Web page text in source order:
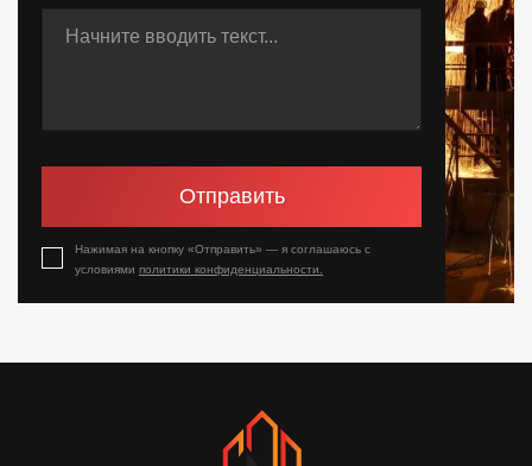
Отправить
Нажимая на кнопку «Отправить» — я соглашаюсь с
условиями политики конфиденциальности.